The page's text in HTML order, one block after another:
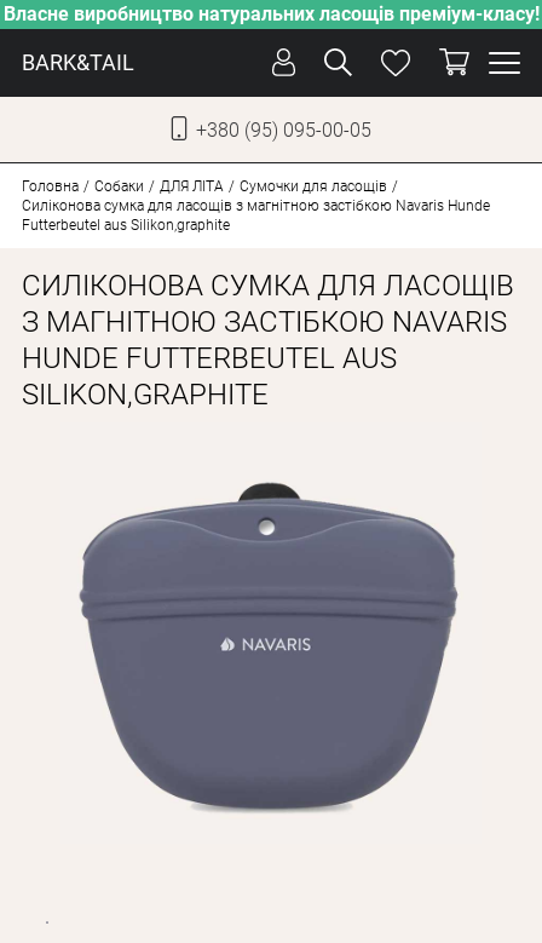
Власне виробництво натуральних ласощів преміум-класу!
BARK&TAIL
+380 (95) 095-00-05
ПІКЛУВАННЯ
ВІД СПЕКИ
ВЛАСНЕ ВИРОБНИЦТВО
ДЛЯ КОТІВ
Про Нас
Головна Собаки ДЛЯ ЛІТА
Сумочки для ласощів
Силіконова сумка для ласощів з магнітною застібкою Navaris Hunde
Futterbeutel aus Silikon,graphite
СИЛІКОНОВА СУМКА ДЛЯ ЛАСОЩІВ
З МАГНІТНОЮ ЗАСТІБКОЮ NAVARIS
HUNDE FUTTERBEUTEL AUS
SILIKON,GRAPHITE